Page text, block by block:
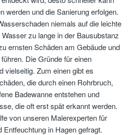
werden und die Sanierung erfolgen.
niemals auf die leichte
zu lange in der Bausubstanz
ernsten Schäden am Gebäude und
Die Gründe für einen
vielseitig. Zum einen gibt es
die durch einen Rohrbruch,
Badewanne entstehen und
die oft erst spät erkannt werden.
von unseren Malerexperten für
Entfeuchtung in Hagen gefragt.